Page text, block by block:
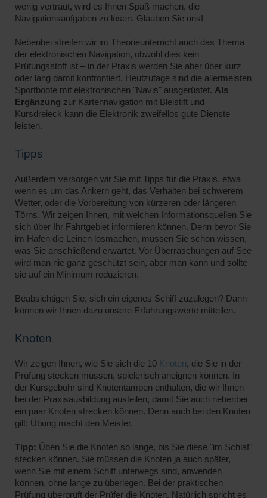
wenig vertraut, wird es Ihnen Spaß machen, die
Navigationsaufgaben zu lösen. Glauben Sie uns!
Nebenbei streifen wir im Theorieunterricht auch das Thema
der elektronischen Navigation, obwohl dies kein
Prüfungsstoff ist – in der Praxis werden Sie aber über kurz
oder lang damit konfrontiert. Heutzutage sind die allermeisten
Sportboote mit elektronischen "Navis" ausgerüstet. Als
Ergänzung zur Kartennavigation mit Bleistift und
Kursdreieck kann die Elektronik zweifellos gute Dienste
leisten.
Tipps
Außerdem versorgen wir Sie mit Tipps für die Praxis, etwa
wenn es um das Ankern geht, das Verhalten bei schwerem
Wetter, oder die Vorbereitung von kürzeren oder längeren
Törns. Wir zeigen Ihnen, mit welchen Informationsquellen Sie
sich über Ihr Fahrtgebiet informieren können. Denn bevor Sie
im Hafen die Leinen losmachen, müssen Sie schon wissen,
was Sie anschließend erwartet. Vor Überraschungen auf See
wird man nie ganz geschützt sein, aber man kann und sollte
sie auf ein Minimum reduzieren.
Beabsichtigen Sie, sich ein eigenes Schiff zuzulegen? Dann
können wir Ihnen dazu unsere Erfahrungswerte mitteilen.
Knoten
Wir zeigen Ihnen, wie Sie sich die 10 Knoten, die Sie in der
Prüfung stecken müssen, spielerisch aneignen können. In
der Kursgebühr sind Knotentampen enthalten, die wir Ihnen
bei der Praxisausbildung austeilen, damit Sie auch nebenbei
ein paar Knoten strecken können. Denn auch bei den Knoten
gilt: Übung macht den Meister.
Tipp: Üben Sie die Knoten so lange, bis Sie diese "im Schlaf"
stecken können. Sie müssen die Knoten ja auch später,
wenn Sie mit einem Schiff unterwegs sind, anwenden
können, ohne lange zu überlegen. Bei der praktischen
Prüfung überprüft der Prüfer die Knoten. Natürlich spricht es